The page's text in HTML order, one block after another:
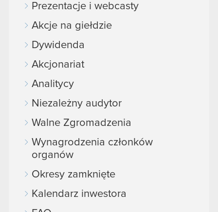
Prezentacje i webcasty
Akcje na giełdzie
Dywidenda
Akcjonariat
Analitycy
Niezależny audytor
Walne Zgromadzenia
Wynagrodzenia członków
organów
Okresy zamknięte
Kalendarz inwestora